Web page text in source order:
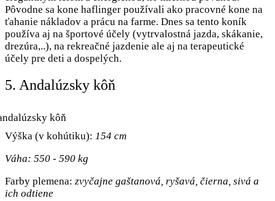
Pôvodne sa kone haflinger používali ako pracovné kone na
ťahanie nákladov a prácu na farme. Dnes sa tento koník
používa aj na športové účely (vytrvalostná jazda, skákanie,
drezúra,..), na rekreačné jazdenie ale aj na terapeutické
účely pre deti a dospelých.
5. Andalúzsky kôň
Výška (v kohútiku): 154 cm
Váha: 550 - 590 kg
Farby plemena: zvyčajne gaštanová, ryšavá, čierna, sivá a
ich odtiene